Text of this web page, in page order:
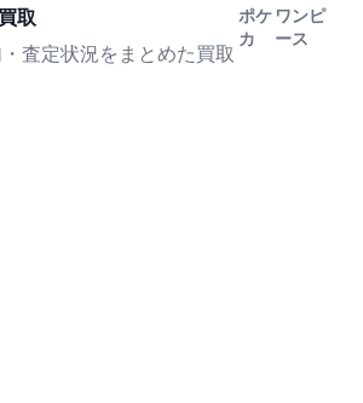
取
査定状況をまとめた買取
ポケ
カ
ワンピ
ース